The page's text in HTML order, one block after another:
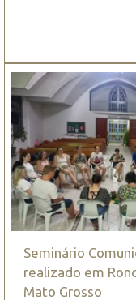
Seminário
realizado em
Mato Grosso